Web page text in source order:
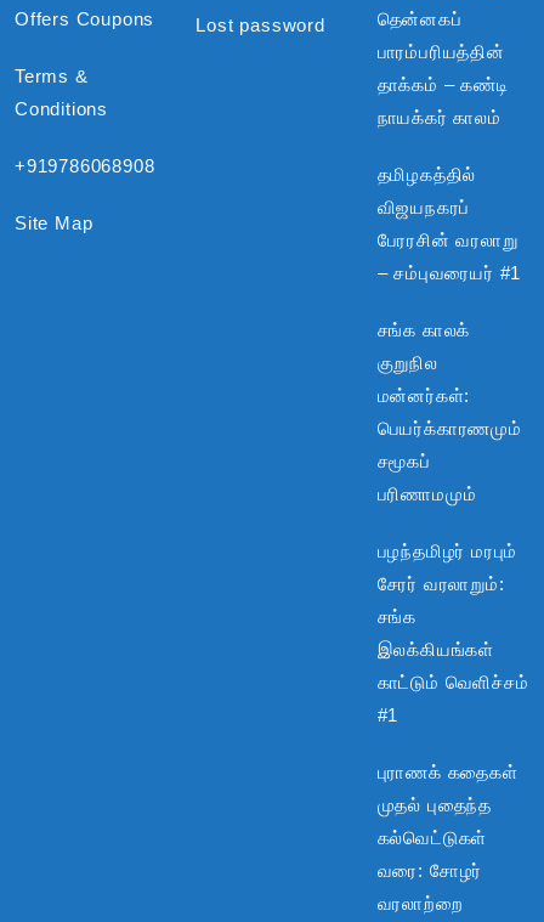
Offers Coupons
Terms &
Conditions
+919786068908
Site Map
Lost password
தென்னகப்
பாரம்பரியத்தின்
தாக்கம் – கண்டி
நாயக்கர் காலம்
தமிழகத்தில்
விஜயநகரப்
பேரரசின் வரலாறு
– சம்புவரையர் #1
சங்க காலக்
குறுநில
மன்னர்கள்:
பெயர்க்காரணமும்
சமூகப்
பரிணாமமும்
பழந்தமிழர் மரபும்
சேரர் வரலாறும்:
சங்க
இலக்கியங்கள்
காட்டும் வெளிச்சம்
#1
புராணக் கதைகள்
முதல் புதைந்த
கல்வெட்டுகள்
வரை: சோழர்
வரலாற்றை